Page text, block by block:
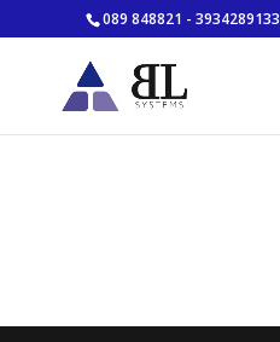
089 848821 - 3934289133